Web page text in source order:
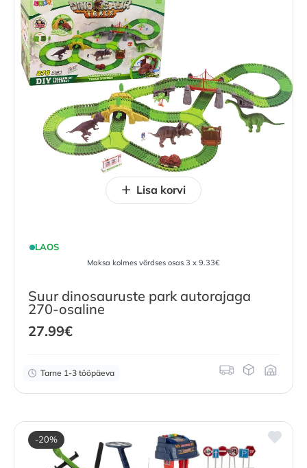
LAOS
Maksa kolmes võrdses osas 3 x 9.33€
Suur dinosauruste park autorajaga
270-osaline
27.99€
Tarne 1-3 tööpäeva
Lisa korvi
-20%